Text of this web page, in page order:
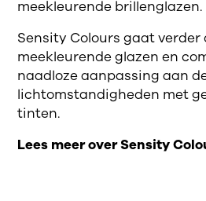
meekleurende brillenglazen.
Sensity Colours gaat
meekleurende glazen en
naadloze aanpassing aan
lichtomstandigheden met
tinten.
Lees meer over Sensity